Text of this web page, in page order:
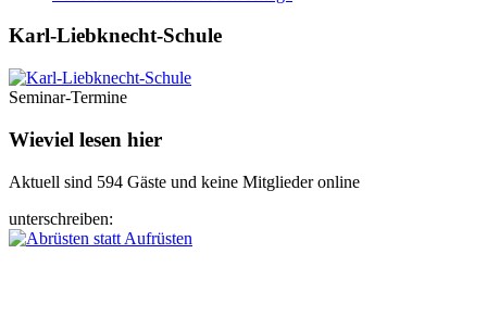
Karl-Liebknecht-­Schule
Seminar-Termine
Wieviel lesen hier
Aktuell sind 594 Gäste und keine Mitglieder online
unterschreiben: